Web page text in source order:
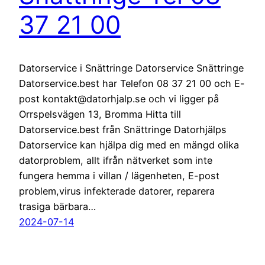
37 21 00
Datorservice i Snättringe Datorservice Snättringe
Datorservice.best har Telefon 08 37 21 00 och E-
post kontakt@datorhjalp.se och vi ligger på
Orrspelsvägen 13, Bromma Hitta till
Datorservice.best från Snättringe Datorhjälps
Datorservice kan hjälpa dig med en mängd olika
datorproblem, allt ifrån nätverket som inte
fungera hemma i villan / lägenheten, E-post
problem,virus infekterade datorer, reparera
trasiga bärbara…
2024-07-14